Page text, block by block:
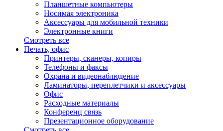
Планшетные компьютеры
Носимая электроника
Аксессуары для мобильной техники
Электронные книги
Смотреть все
Печать, офис
Принтеры, сканеры, копиры
Телефоны и факсы
Охрана и видеонаблюдение
Ламинаторы, переплетчики и аксессуары
Офис
Расходные материалы
Конференц связь
Презентационное оборудование